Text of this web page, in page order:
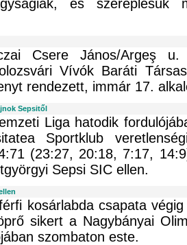
és szereplésük
Csere János/Argeş
Vívók Baráti
rendezett, immár 17.
Sepsitől
Liga hatodik
Sportklub
(23:27, 20:18, 7:17,
Sepsi SIC ellen.
kosárlabda csapata
sikert a Nagybányai
szombaton este.